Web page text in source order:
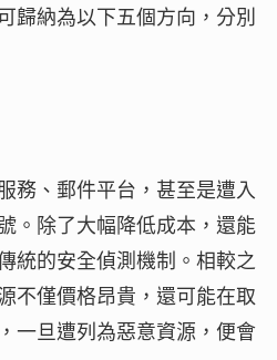
歸納為以下五個方向，分別
務、郵件平台，甚至是遭入
。除了大幅降低成本，還能
統的安全偵測機制。相較之
不僅價格昂貴，還可能在取
一旦遭列為惡意資源，便會